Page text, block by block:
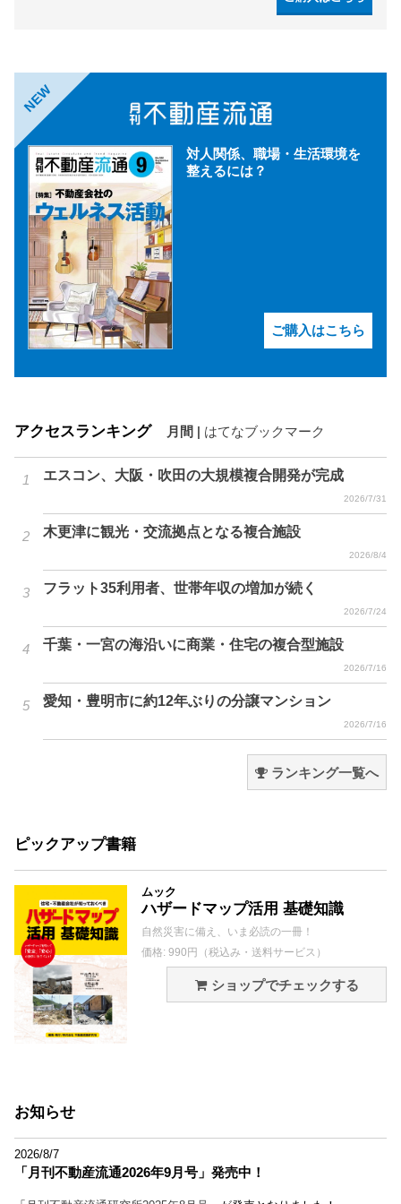
NEW
対人関係、職場・生活環境を
整えるには？
ご購入はこちら
アクセスランキング 月間 | はてなブックマーク
エスコン、大阪・吹田の大規模複合開発が完成
2026/7/31
木更津に観光・交流拠点となる複合施設
2026/8/4
フラット35利用者、世帯年収の増加が続く
2026/7/24
千葉・一宮の海沿いに商業・住宅の複合型施設
2026/7/16
愛知・豊明市に約12年ぶりの分譲マンション
2026/7/16
ランキング一覧へ
ピックアップ書籍
ムック
ハザードマップ活用 基礎知識
自然災害に備え、いま必読の一冊！
価格: 990円（税込み・送料サービス）
ショップでチェックする
お知らせ
2026/8/7
「月刊不動産流通2026年9月号」発売中！